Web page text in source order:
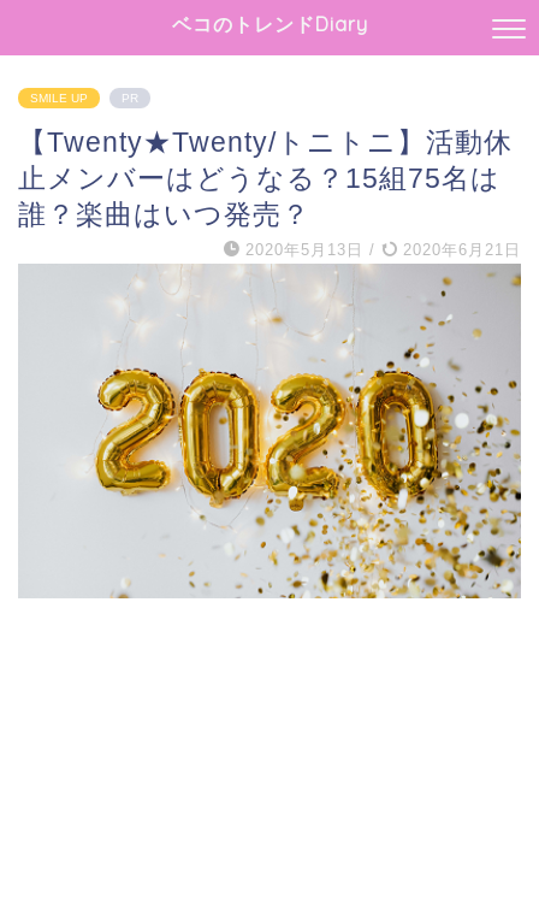
ベコのトレンドDiary
SMILE UP PR
【Twenty★Twenty/トニトニ】活動休
止メンバーはどうなる？15組75名は
誰？楽曲はいつ発売？
2020年5月13日 / 2020年6月21日